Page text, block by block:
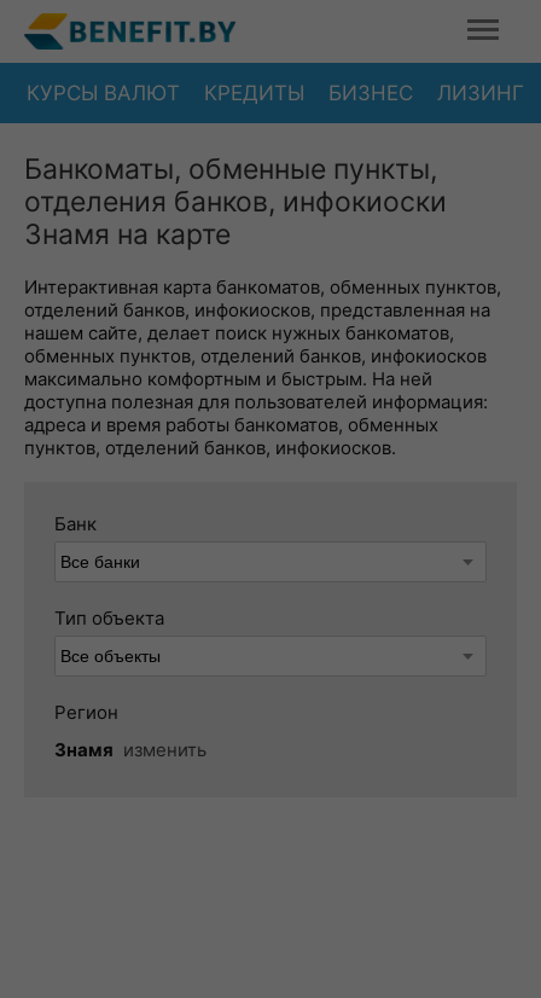
КУРСЫ ВАЛЮТ КРЕДИТЫ БИЗНЕС ЛИЗИНГ
Банкоматы, обменные пункты,
отделения банков, инфокиоски
Знамя на карте
Интерактивная карта банкоматов, обменных пунктов,
отделений банков, инфокиосков, представленная на
нашем сайте, делает поиск нужных банкоматов,
обменных пунктов, отделений банков, инфокиосков
максимально комфортным и быстрым. На ней
доступна полезная для пользователей информация:
адреса и время работы банкоматов, обменных
пунктов, отделений банков, инфокиосков.
Банк
Тип объекта
Регион
Знамя изменить